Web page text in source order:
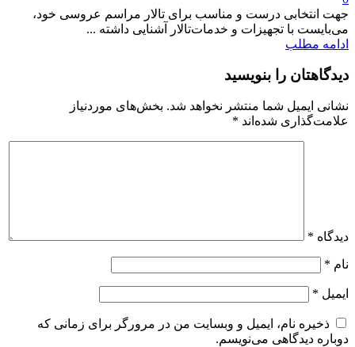
جهت انتخابی درست و مناسب برای تالار مراسم عروسی خود،
می‌بایست با تجهیزات و خدمات‌تالار آشنایی داشته ...
ادامه مطلب
دیدگاهتان را بنویسید
نشانی ایمیل شما منتشر نخواهد شد. بخش‌های موردنیاز
علامت‌گذاری شده‌اند *
دیدگاه *
نام *
ایمیل *
ذخیره نام، ایمیل و وبسایت من در مرورگر برای زمانی که
دوباره دیدگاهی می‌نویسم.